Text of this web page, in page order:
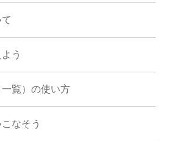
う
一覧）の使い方
なそう